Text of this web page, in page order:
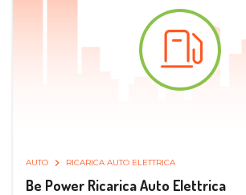
AUTO RICARICA AUTO ELETTRICA
Be Power Ricarica Auto Elettrica